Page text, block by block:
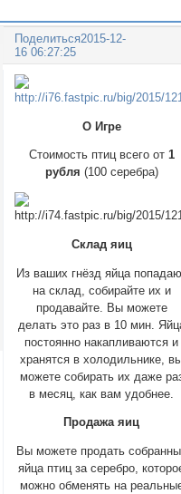
Поделиться2015-12-
16 06:27:25
О Игре
Стоимость птиц всего от 1
рубля (100 серебра)
Склад яиц
Из ваших гнёзд яйца
на склад, собирайте их и
продавайте. Вы можете
делать это раз в 10 мин.
постоянно накапливаются и
хранятся в холодильнике,
можете собирать их даже
в месяц, как вам удобнее.
Продажа яиц
Вы можете продать
яйца птиц за серебро,
можно обменять на